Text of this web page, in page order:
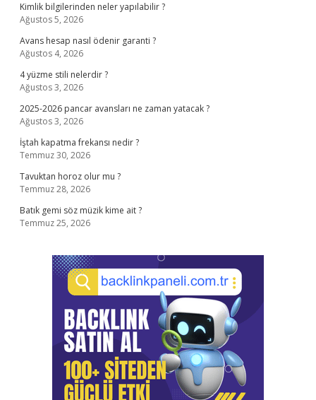
Kimlik bilgilerinden neler yapılabilir ?
Ağustos 5, 2026
Avans hesap nasıl ödenir garanti ?
Ağustos 4, 2026
4 yüzme stili nelerdir ?
Ağustos 3, 2026
2025-2026 pancar avansları ne zaman yatacak ?
Ağustos 3, 2026
İştah kapatma frekansı nedir ?
Temmuz 30, 2026
Tavuktan horoz olur mu ?
Temmuz 28, 2026
Batık gemi söz müzik kime ait ?
Temmuz 25, 2026